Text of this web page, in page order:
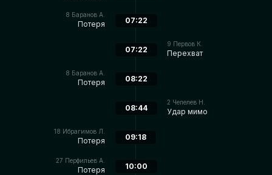
8 Баранов А.
Потеря 07:22
9 Первов К.
Перехват
07:22
8 Баранов А.
Потеря 08:22
2 Чепелев Н.
Удар мимо
08:44
18 Ибрагимов Л.
Потеря 09:18
27 Перфильев А.
Потеря 10:00